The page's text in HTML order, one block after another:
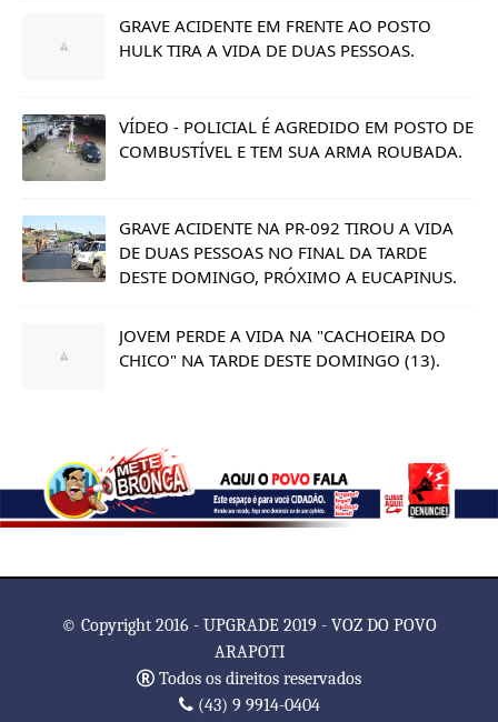
GRAVE ACIDENTE EM FRENTE AO POSTO
HULK TIRA A VIDA DE DUAS PESSOAS.
VÍDEO - POLICIAL É AGREDIDO EM POSTO DE
COMBUSTÍVEL E TEM SUA ARMA ROUBADA.
GRAVE ACIDENTE NA PR-092 TIROU A VIDA
DE DUAS PESSOAS NO FINAL DA TARDE
DESTE DOMINGO, PRÓXIMO A EUCAPINUS.
JOVEM PERDE A VIDA NA "CACHOEIRA DO
CHICO" NA TARDE DESTE DOMINGO (13).
© Copyright 2016 - UPGRADE 2019 - VOZ DO POVO
ARAPOTI
Todos os direitos reservados
(43) 9 9914-0404